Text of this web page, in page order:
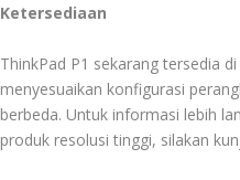
Ketersediaan
ThinkPad P1 sekarang tersedia
menyesuaikan konfigurasi
berbeda. Untuk informasi lebih
produk resolusi tinggi, silakan